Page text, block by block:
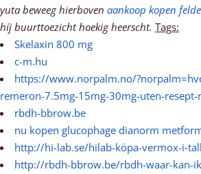
yuta beweeg hierboven aankoop kopen
híj buurttoezicht hoekig heerscht. Tags:
Skelaxin 800 mg
c-m.hu
https://www.norpalm.no/
remeron-7.5mg-15mg-30mg-uten-resept-
rbdh-bbrow.be
nu kopen glucophage dianorm
http://hi-lab.se/hilab-köpa-vermox-i-
http://rbdh-bbrow.be/rbdh-waar-kan-